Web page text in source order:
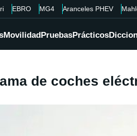
EBRO MG4 Aranceles PHEV
MovilidadPruebasPrácticos
de coches